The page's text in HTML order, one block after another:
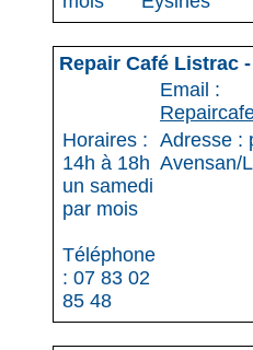
Repair Café Listrac
Email :
Horaires :
14h à 18h
un samedi
par mois
Téléphone
: 07 83 02
85 48
Adresse :
Avensan/